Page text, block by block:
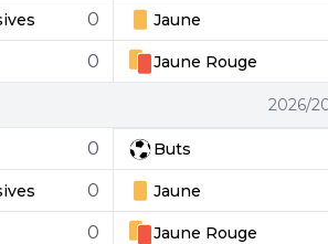
0 Jaune
0 Jaune Rouge
2026/
0 Buts
0 Jaune
0 Jaune Rouge